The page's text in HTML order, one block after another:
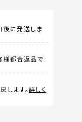
後に発送しま
様都合返品で
します。詳しく